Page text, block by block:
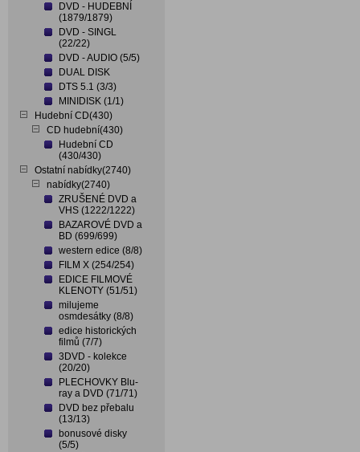
DVD - HUDEBNÍ
(1879/1879)
DVD - SINGL
(22/22)
DVD - AUDIO (5/5)
DUAL DISK
DTS 5.1 (3/3)
MINIDISK (1/1)
Hudební CD(430)
CD hudební(430)
Hudební CD
(430/430)
Ostatní nabídky(2740)
nabídky(2740)
ZRUŠENÉ DVD a
VHS (1222/1222)
BAZAROVÉ DVD a
BD (699/699)
western edice (8/8)
FILM X (254/254)
EDICE FILMOVÉ
KLENOTY (51/51)
milujeme
osmdesátky (8/8)
edice historických
filmů (7/7)
3DVD - kolekce
(20/20)
PLECHOVKY Blu-
ray a DVD (71/71)
DVD bez přebalu
(13/13)
bonusové disky
(5/5)